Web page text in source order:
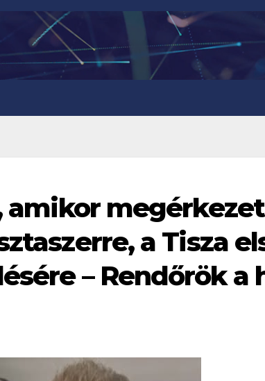
amikor
a Tisza
– Rendőrök a